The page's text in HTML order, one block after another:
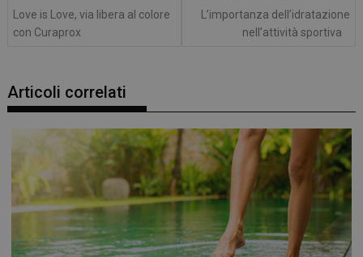
Love is Love, via libera al colore
con Curaprox
L’importanza dell’idratazione
nell’attività sportiva
Articoli correlati